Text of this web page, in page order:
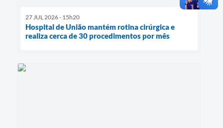
27 JUL 2026 - 15h20
Hospital de União mantém rotina cirúrgica e
realiza cerca de 30 procedimentos por mês